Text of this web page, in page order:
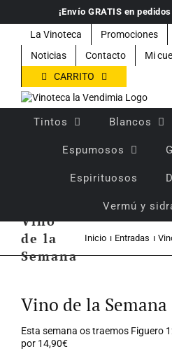
contenido
¡Envío GRATIS en
La Vinoteca Promociones
Noticias
Contacto
Mi
CARRITO
Tintos Blancos
Espumosos
Espirituosos
Vermú y
Vino
de la
Semana
Inicio Entradas
más
Vino de la Semana
Esta semana os traemos Figuero
por 14,90€